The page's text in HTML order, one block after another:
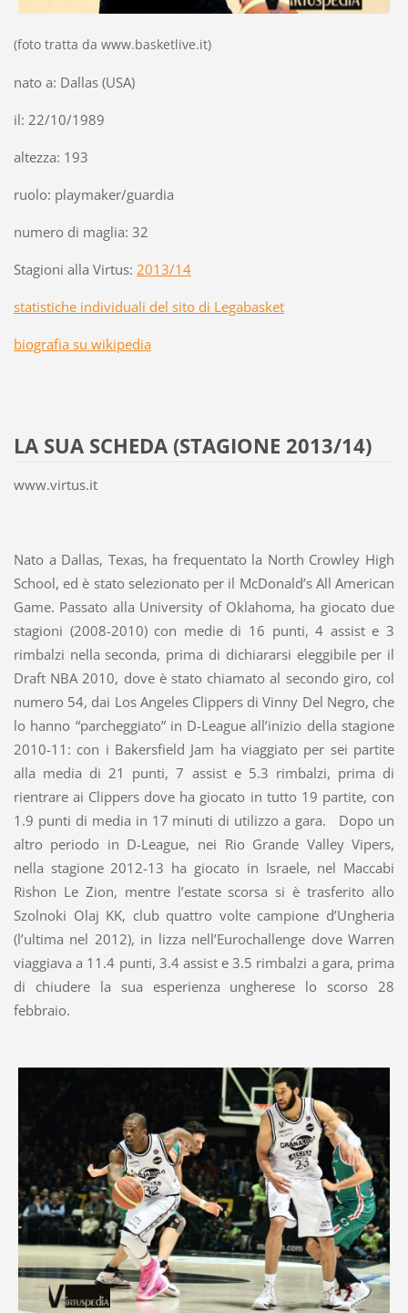
(foto tratta da www.basketlive.it)
nato a: Dallas (USA)
il: 22/10/1989
altezza: 193
ruolo: playmaker/guardia
numero di maglia: 32
Stagioni alla Virtus: 2013/14
statistiche individuali del sito di Legabasket
biografia su wikipedia
LA SUA SCHEDA (STAGIONE 2013/14)
www.virtus.it
Nato a Dallas, Texas, ha frequentato la North Crowley High
School, ed è stato selezionato per il McDonald’s All American
Game. Passato alla University of Oklahoma, ha giocato due
stagioni (2008-2010) con medie di 16 punti, 4 assist e 3
rimbalzi nella seconda, prima di dichiararsi eleggibile per il
Draft NBA 2010, dove è stato chiamato al secondo giro, col
numero 54, dai Los Angeles Clippers di Vinny Del Negro, che
lo hanno “parcheggiato” in D-League all’inizio della stagione
2010-11: con i Bakersfield Jam ha viaggiato per sei partite
alla media di 21 punti, 7 assist e 5.3 rimbalzi, prima di
rientrare ai Clippers dove ha giocato in tutto 19 partite, con
1.9 punti di media in 17 minuti di utilizzo a gara. Dopo un
altro periodo in D-League, nei Rio Grande Valley Vipers,
nella stagione 2012-13 ha giocato in Israele, nel Maccabi
Rishon Le Zion, mentre l’estate scorsa si è trasferito allo
Szolnoki Olaj KK, club quattro volte campione d’Ungheria
(l’ultima nel 2012), in lizza nell’Eurochallenge dove Warren
viaggiava a 11.4 punti, 3.4 assist e 3.5 rimbalzi a gara, prima
di chiudere la sua esperienza ungherese lo scorso 28
febbraio.